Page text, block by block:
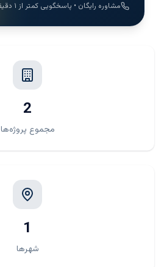
مشاوره رایگان • پاسخگویی کمتر از ۱ دقیقه
2
مجموع پروژه‌ها
1
شهرها